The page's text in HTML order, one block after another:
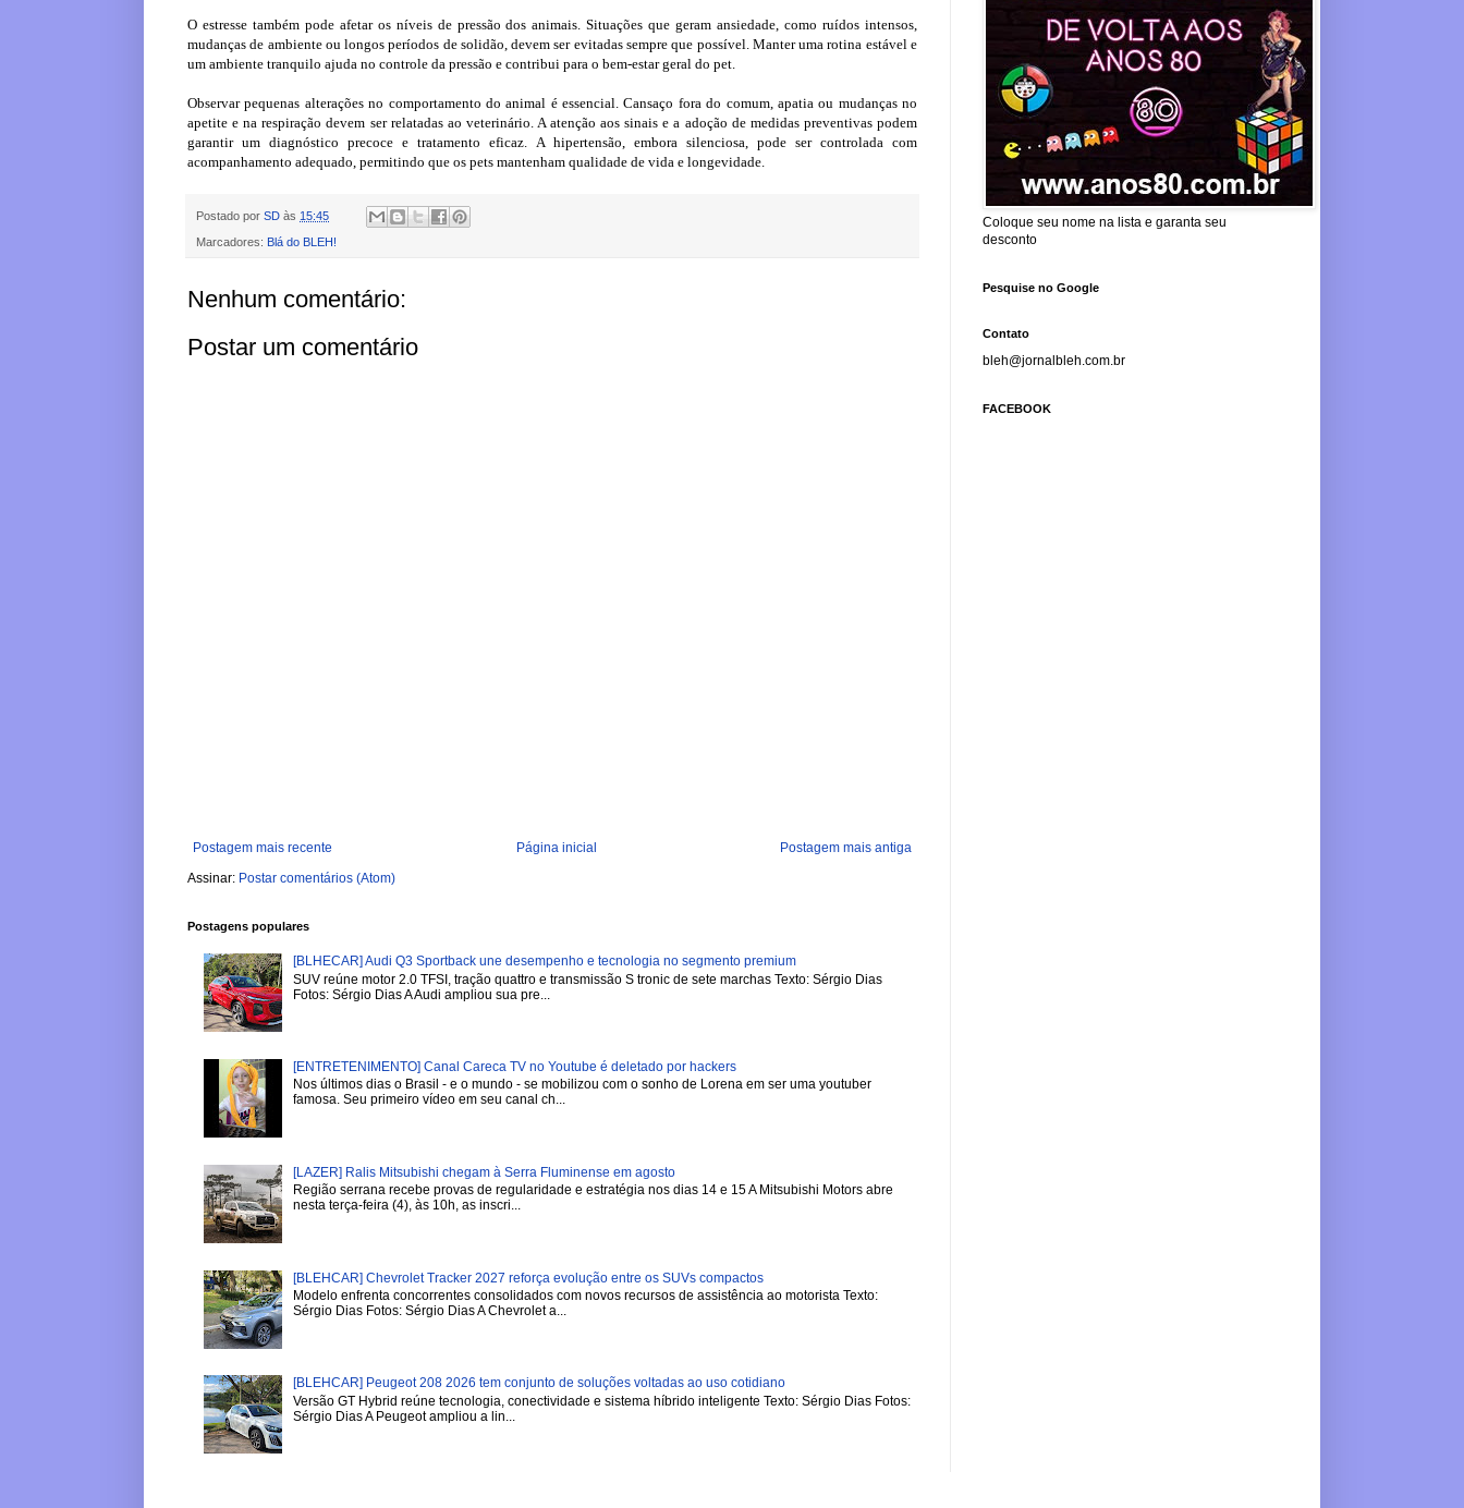
O estresse também pode afetar os níveis de pressão dos animais. Situações que geram ansiedade, como ruídos intensos,
mudanças de ambiente ou longos períodos de solidão, devem ser evitadas sempre que possível. Manter uma rotina estável e
um ambiente tranquilo ajuda no controle da pressão e contribui para o bem-estar geral do pet.
Observar pequenas alterações no comportamento do animal é essencial. Cansaço fora do comum, apatia ou mudanças no
apetite e na respiração devem ser relatadas ao veterinário. A atenção aos sinais e a adoção de medidas preventivas podem
garantir um diagnóstico precoce e tratamento eficaz. A hipertensão, embora silenciosa, pode ser controlada com
acompanhamento adequado, permitindo que os pets mantenham qualidade de vida e longevidade.
Postado por SD às 15:45
Marcadores: Blá do BLEH!
Nenhum comentário:
Postar um comentário
Postagem mais recente Postagem mais antiga
Página inicial
Assinar: Postar comentários (Atom)
Postagens populares
[BLHECAR] Audi Q3 Sportback une desempenho e tecnologia no segmento premium
SUV reúne motor 2.0 TFSI, tração quattro e transmissão S tronic de sete marchas Texto: Sérgio Dias
Fotos: Sérgio Dias A Audi ampliou sua pre...
[ENTRETENIMENTO] Canal Careca TV no Youtube é deletado por hackers
Nos últimos dias o Brasil - e o mundo - se mobilizou com o sonho de Lorena em ser uma youtuber
famosa. Seu primeiro vídeo em seu canal ch...
[LAZER] Ralis Mitsubishi chegam à Serra Fluminense em agosto
Região serrana recebe provas de regularidade e estratégia nos dias 14 e 15 A Mitsubishi Motors abre
nesta terça-feira (4), às 10h, as inscri...
[BLEHCAR] Chevrolet Tracker 2027 reforça evolução entre os SUVs compactos
Modelo enfrenta concorrentes consolidados com novos recursos de assistência ao motorista Texto:
Sérgio Dias Fotos: Sérgio Dias A Chevrolet a...
[BLEHCAR] Peugeot 208 2026 tem conjunto de soluções voltadas ao uso cotidiano
Versão GT Hybrid reúne tecnologia, conectividade e sistema híbrido inteligente Texto: Sérgio Dias Fotos:
Sérgio Dias A Peugeot ampliou a lin...
Coloque seu nome na lista e garanta seu
desconto
Pesquise no Google
Contato
bleh@jornalbleh.com.br
FACEBOOK